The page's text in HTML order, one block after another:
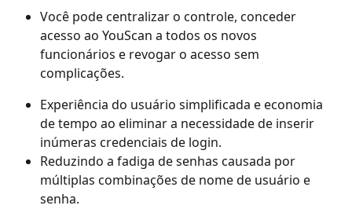
Você pode centralizar o controle, conceder
acesso ao YouScan a todos os novos
funcionários e revogar o acesso sem
complicações.
Experiência do usuário simplificada e economia
de tempo ao eliminar a necessidade de inserir
inúmeras credenciais de login.
Reduzindo a fadiga de senhas causada por
múltiplas combinações de nome de usuário e
senha.